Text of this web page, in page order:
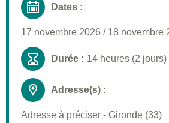
Informations pratiques
Dates :
17 novembre 2026 / 18 novembre
Durée : 14 heures (2 jours)
Adresse(s) :
Adresse à préciser - Gironde (33)